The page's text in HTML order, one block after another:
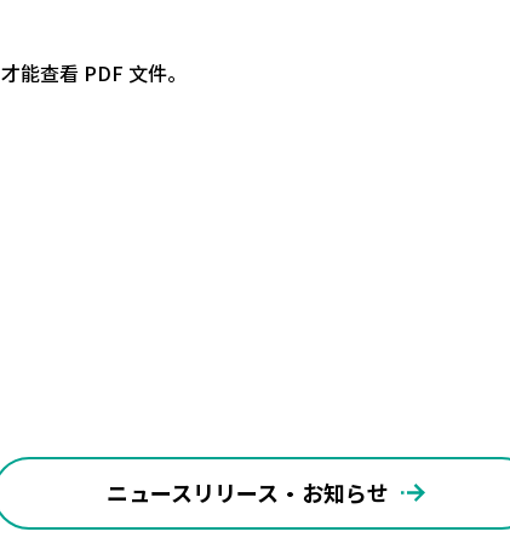
才能查看 PDF 文件。
ニュースリリース・お知らせ